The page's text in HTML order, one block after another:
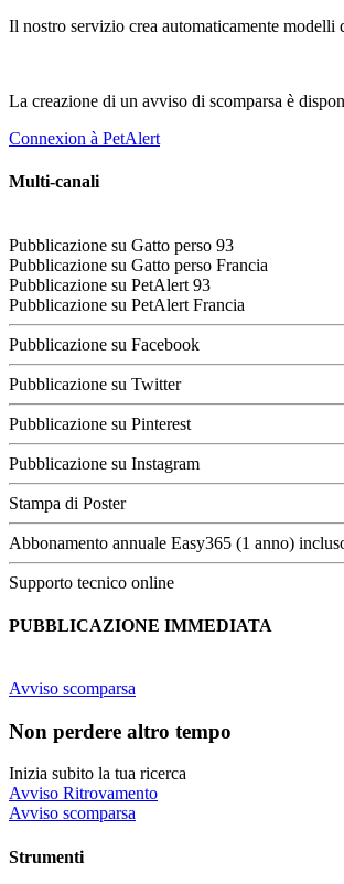
Il nostro servizio crea automaticamente modelli
La creazione di un avviso di scomparsa è
Connexion à PetAlert
Multi-canali
Pubblicazione su Gatto perso 93
Pubblicazione su Gatto perso Francia
Pubblicazione su PetAlert 93
Pubblicazione su PetAlert Francia
Pubblicazione su Facebook
Pubblicazione su Twitter
Pubblicazione su Pinterest
Pubblicazione su Instagram
Stampa di Poster
Abbonamento annuale Easy365 (1 anno)
Supporto tecnico online
PUBBLICAZIONE IMMEDIATA
Avviso scomparsa
Non perdere altro tempo
Inizia subito la tua ricerca
Avviso Ritrovamento
Avviso scomparsa
Strumenti